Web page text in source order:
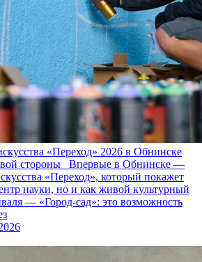
«Переход» 2026 в Обнинске
стороны Впервые в Обнинске —
«Переход», который покажет
науки, но и как живой культурный
— «Город‑сад»: это возможность